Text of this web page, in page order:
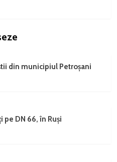
din municipiul Petroșani
pe DN 66, în Ruși